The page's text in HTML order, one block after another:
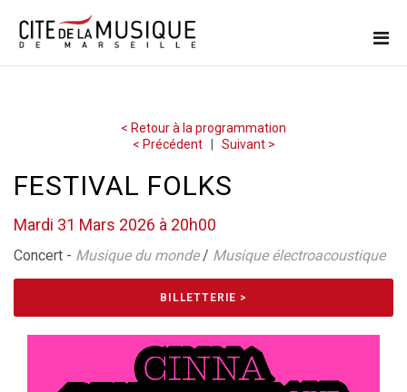
< Retour à la programmation
< Précédent| Suivant >
FESTIVAL FOLKS
Mardi 31 Mars 2026 à 20h00
Concert - Musique du monde / Musique électroacoustique
BILLETTERIE >